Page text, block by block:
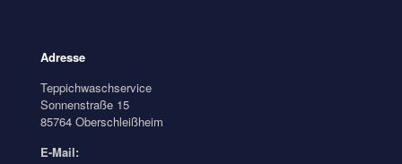
Adresse
Teppichwaschservice
Sonnenstraße 15
85764 Oberschleißheim
E-Mail: